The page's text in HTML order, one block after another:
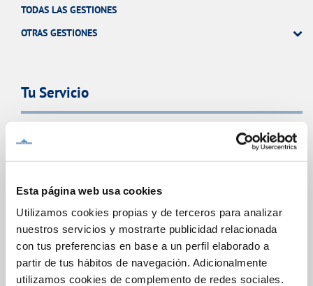
Esta página web usa cookies
Utilizamos cookies propias y de terceros para analizar
nuestros servicios y mostrarte publicidad relacionada
con tus preferencias en base a un perfil elaborado a
partir de tus hábitos de navegación. Adicionalmente
utilizamos cookies de complemento de redes sociales.
TODAS LAS GESTIONES
OTRAS GESTIONES
Tu Servicio
FACTURAS Y PRECIOS
ATENCIÓN AL CLIENTE
COMPROMISO DE SERVICIO
Tu Agua